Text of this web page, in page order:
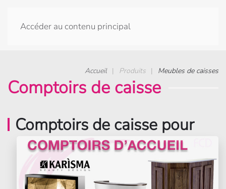
Accéder au contenu principal
Accueil Produits Meubles de caisses
Comptoirs de caisse
Comptoirs de caisse pour